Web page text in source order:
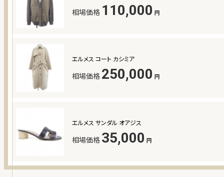
相場価格 110,000 円
エルメス コート カシミア
相場価格 250,000 円
エルメス サンダル オアジス
相場価格 35,000 円